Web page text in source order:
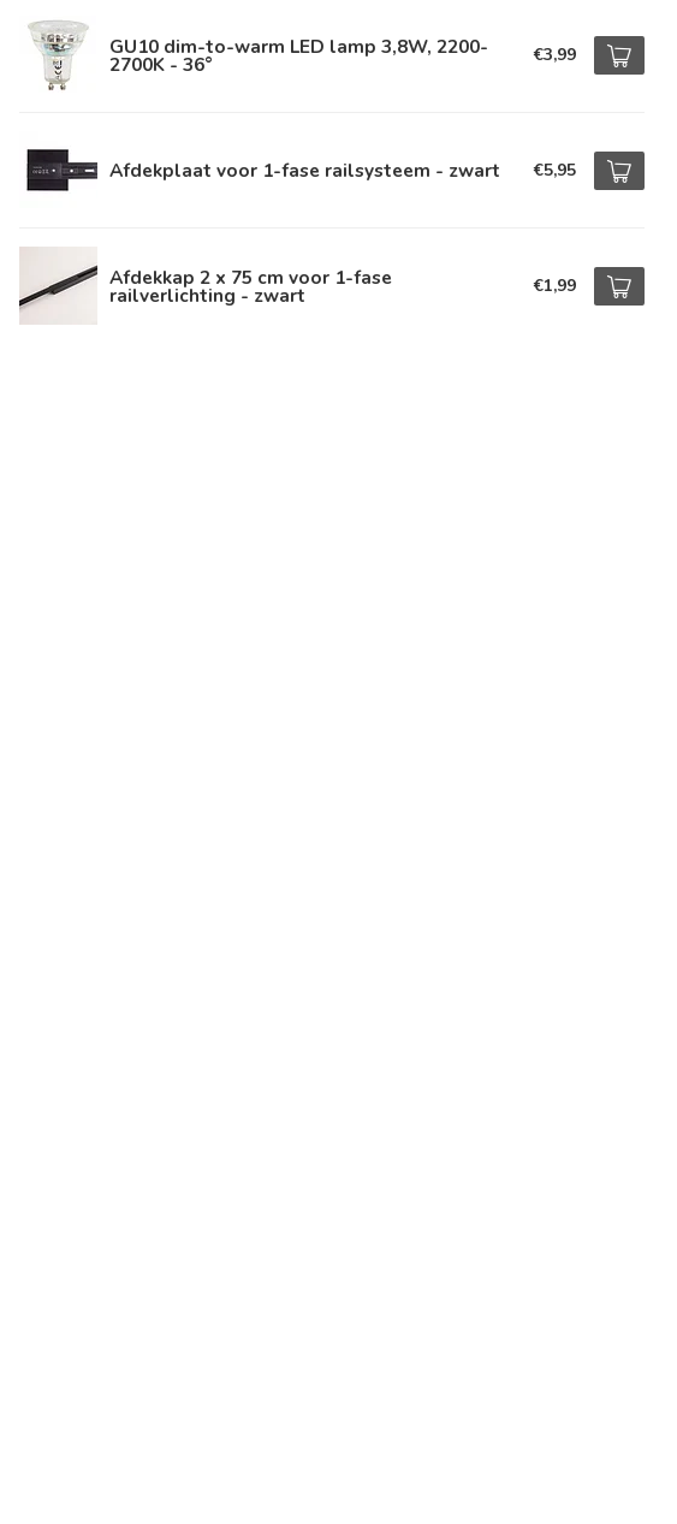
GU10 dim-to-warm LED lamp 3,8W, 2200-
2700K - 36° €3,99
Afdekplaat voor 1-fase railsysteem - zwart €5,95
Afdekkap 2 x 75 cm voor 1-fase
railverlichting - zwart €1,99